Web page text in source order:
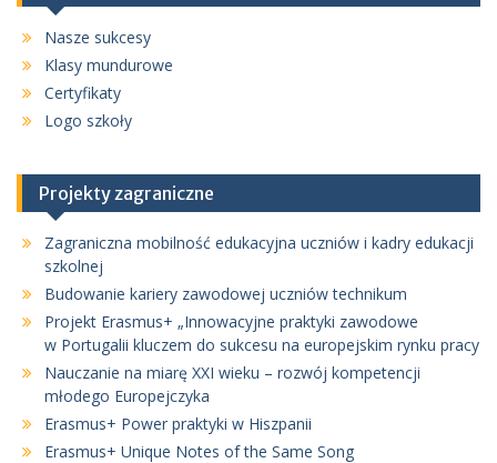
Nasze sukcesy
Klasy mundurowe
Certyfikaty
Logo szkoły
Projekty zagraniczne
Zagraniczna mobilność edukacyjna uczniów i kadry edukacji
szkolnej
Budowanie kariery zawodowej uczniów technikum
Projekt Erasmus+ „Innowacyjne praktyki zawodowe
w Portugalii kluczem do sukcesu na europejskim rynku pracy
Nauczanie na miarę XXI wieku – rozwój kompetencji
młodego Europejczyka
Erasmus+ Power praktyki w Hiszpanii
Erasmus+ Unique Notes of the Same Song